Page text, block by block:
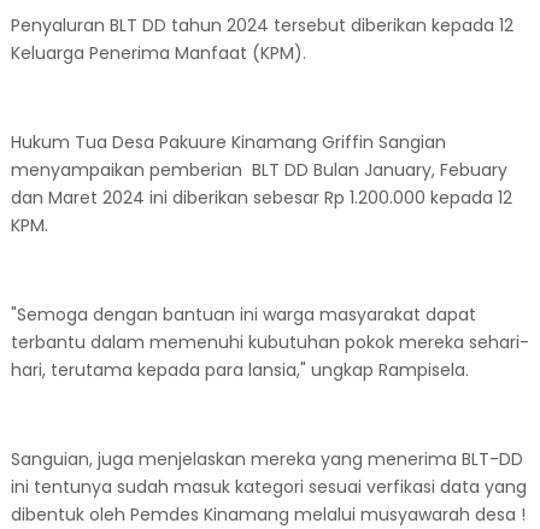
Penyaluran BLT DD tahun 2024 tersebut diberikan kepada 12
Keluarga Penerima Manfaat (KPM).
Hukum Tua Desa Pakuure Kinamang Griffin Sangian
menyampaikan pemberian BLT DD Bulan January, Febuary
dan Maret 2024 ini diberikan sebesar Rp 1.200.000 kepada 12
KPM.
"Semoga dengan bantuan ini warga masyarakat dapat
terbantu dalam memenuhi kubutuhan pokok mereka sehari-
hari, terutama kepada para lansia," ungkap Rampisela.
Sanguian, juga menjelaskan mereka yang menerima BLT-DD
ini tentunya sudah masuk kategori sesuai verfikasi data yang
dibentuk oleh Pemdes Kinamang melalui musyawarah desa !